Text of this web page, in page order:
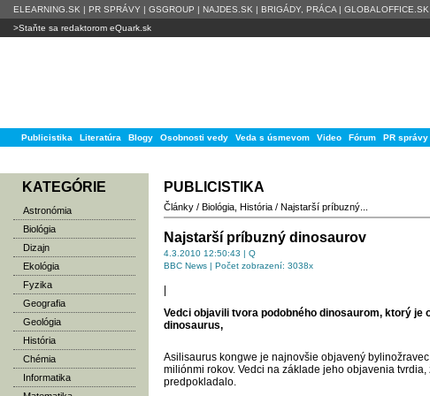
ELEARNING.SK | PR SPRÁVY | GSGROUP | NAJDES.SK | BRIGÁDY, PRÁCA | GLOBALOFFICE.SK
>Staňte sa redaktorom eQuark.sk
Publicistika Literatúra Blogy Osobnosti vedy Veda s úsmevom Video Fórum PR správy
KATEGÓRIE
Astronómia
Biológia
Dizajn
Ekológia
Fyzika
Geografia
Geológia
História
Chémia
Informatika
PUBLICISTIKA
Články / Biológia História / Najstarší príbuzný...
Najstarší príbuzný dinosaurov
4.3.2010 12:50:43 | Q
BBC News | Počet zobrazení: 3038x
Vedci objavili tvora podobného dinosaurom, ktorý
dinosaurus,
Asilisaurus kongwe je najnovšie objavený
miliónmi rokov. Vedci na základe jeho objavenia
predpokladalo.